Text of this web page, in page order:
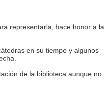
representarla, hace honor a la
en su tiempo y algunos
de la biblioteca aunque no